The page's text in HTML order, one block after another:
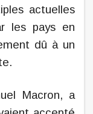
actuelles
les pays en
dû à un
Macron, a